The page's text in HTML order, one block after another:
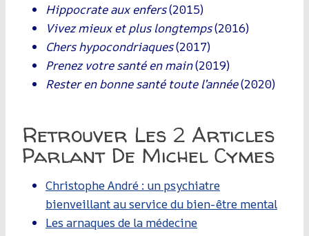
Hippocrate aux enfers(2015)
Vivez mieux et plus longtemps(2016)
Chers hypocondriaques(2017)
Prenez votre santé en main(2019)
Rester en bonne santé toute l’année(2020)
Retrouver Les 2 Articles
Parlant De Michel Cymes
Christophe André : un psychiatre
bienveillant au service du bien-être mental
Les arnaques de la médecine